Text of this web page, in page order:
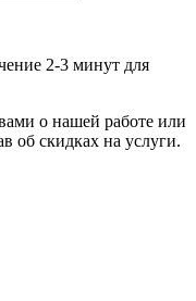
2-3 минут для
о нашей работе или
об скидках на услуги.